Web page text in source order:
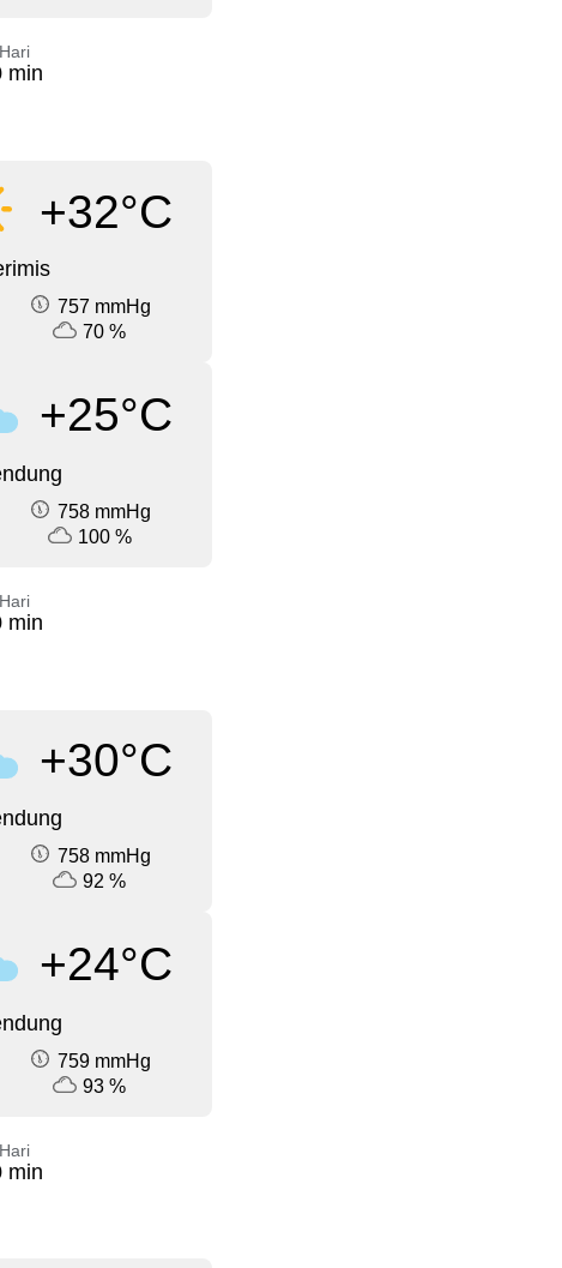
min
+32°C
757 mmHg
70 %
+25°C
758 mmHg
100 %
min
+30°C
758 mmHg
92 %
+24°C
759 mmHg
93 %
min